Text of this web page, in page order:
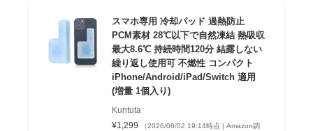
スマホ専用 冷却パッド 過熱防止
PCM素材 28℃以下で自然凍結 熱吸収
最大8.6℃ 持続時間120分 結露しない
繰り返し使用可 不燃性 コンパクト
iPhone/Android/iPad/Switch 適用
(増量 1個入り)
Kuntuta
¥1,299
（2026/08/02 19:14時点 | Amazon調